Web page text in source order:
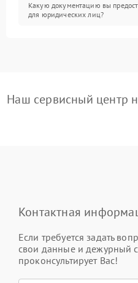
Какую документацию вы
для юридических лиц?
Наш сервисный центр
Контактная
Если требуется задать
свои данные и дежурный
проконсультирует Вас!